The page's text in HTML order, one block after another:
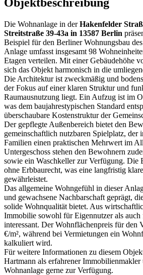
Die Wohnanlage in derHakenfelder
Streitstraße 39-43a in 13587 Berlin
Beispiel für den Berliner Wohnungsbau
Anlage umfasst insgesamt 98
Etagen verteilen. Mit einer Gebäudehöhe
sich das Objekt harmonisch in die
Die Architektur ist zweckmäßig und
der Fokus auf einer klaren Struktur und
Raumausnutzung liegt. Ein Aufzug ist im
was dem baujahrestypischen Standard
überschaubare Kostenstruktur der
Der gepflegte Außenbereich bietet den
gemeinschaftlich nutzbaren Spielplatz, der
Familien einen praktischen Mehrwert im
Untergeschoss stehen den Bewohnern
sowie ein Waschkeller zur Verfügung. Die
ohne Erbbaurecht, was eine langfristig
gewährleistet.
Das allgemeine Wohngefühl in dieser
und gewachsene Nachbarschaft geprägt,
solide Wohnqualität bietet. Aus
Immobilie sowohl für Eigennutzer als
interessant. Der Wohnflächenpreis für den
€/m², während bei Vermietungen ein
kalkuliert wird.
Für weitere Informationen zu diesem
Hartmann als erfahrener Immobilienmakler
Wohnanlage gerne zur Verfügung.